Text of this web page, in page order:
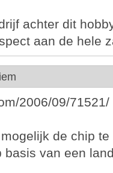
achter dit
aan de hele
2006/09/71521/
de chip
van een